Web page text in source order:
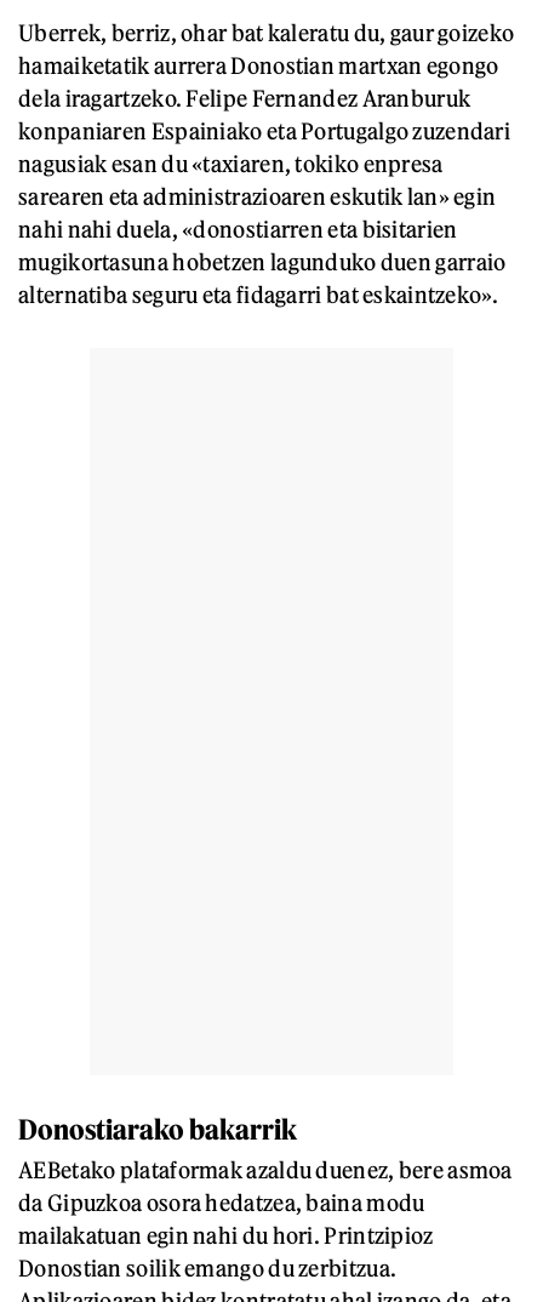
Uberrek, berriz, ohar bat kaleratu du, gaur goizeko
hamaiketatik aurrera Donostian martxan egongo
dela iragartzeko. Felipe Fernandez Aranburuk
konpaniaren Espainiako eta Portugalgo zuzendari
nagusiak esan du «taxiaren, tokiko enpresa
sarearen eta administrazioaren eskutik lan» egin
nahi nahi duela, «donostiarren eta bisitarien
mugikortasuna hobetzen lagunduko duen garraio
alternatiba seguru eta fidagarri bat eskaintzeko».
Donostiarako bakarrik
AEBetako plataformak azaldu duenez, bere asmoa
da Gipuzkoa osora hedatzea, baina modu
mailakatuan egin nahi du hori. Printzipioz
Donostian soilik emango du zerbitzua.